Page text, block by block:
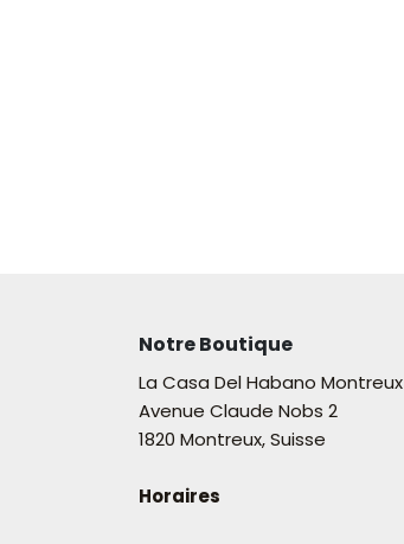
Notre Boutique
La Casa Del Habano Montreux
Avenue Claude Nobs 2
1820 Montreux, Suisse
Horaires